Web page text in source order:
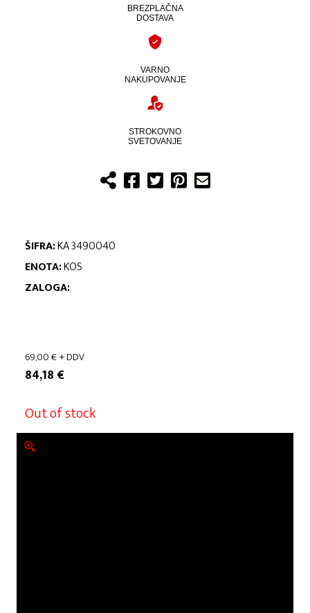
BREZPLAČNA
DOSTAVA
VARNO
NAKUPOVANJE
STROKOVNO
SVETOVANJE
ŠIFRA:KA 3490040
ENOTA:KOS
ZALOGA:
69,00€+ DDV
84,18 €
Out of stock